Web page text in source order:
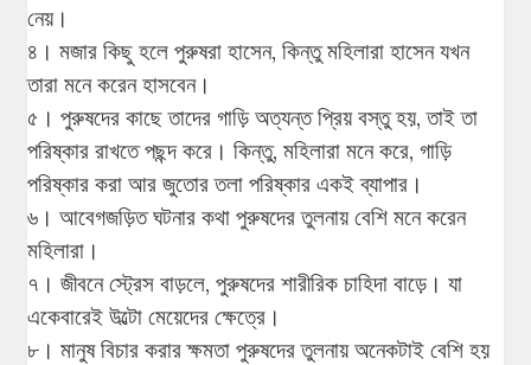
নেয়।
৪। মজার কিছু হলে পুরুষরা হাসেন, কিন্তু মহিলারা হাসেন যখন
তারা মনে করেন হাসবেন।
৫। পুরুষদের কাছে তাদের গাড়ি অত্যন্ত প্রিয় বস্তু হয়, তাই তা
পরিষ্কার রাখতে পছন্দ করে। কিন্তু, মহিলারা মনে করে, গাড়ি
পরিষ্কার করা আর জুতোর তলা পরিষ্কার একই ব্যাপার।
৬। আবেগজড়িত ঘটনার কথা পুরুষদের তুলনায় বেশি মনে করেন
মহিলারা।
৭। জীবনে স্ট্রেস বাড়লে, পুরুষদের শারীরিক চাহিদা বাড়ে। যা
একেবারেই উল্টো মেয়েদের ক্ষেত্রে।
৮। মানুষ বিচার করার ক্ষমতা পুরুষদের তুলনায় অনেকটাই বেশি হয়